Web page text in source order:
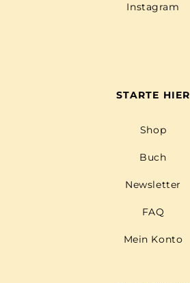
Instagram
STARTE HIER
Shop
Buch
Newsletter
FAQ
Mein Konto